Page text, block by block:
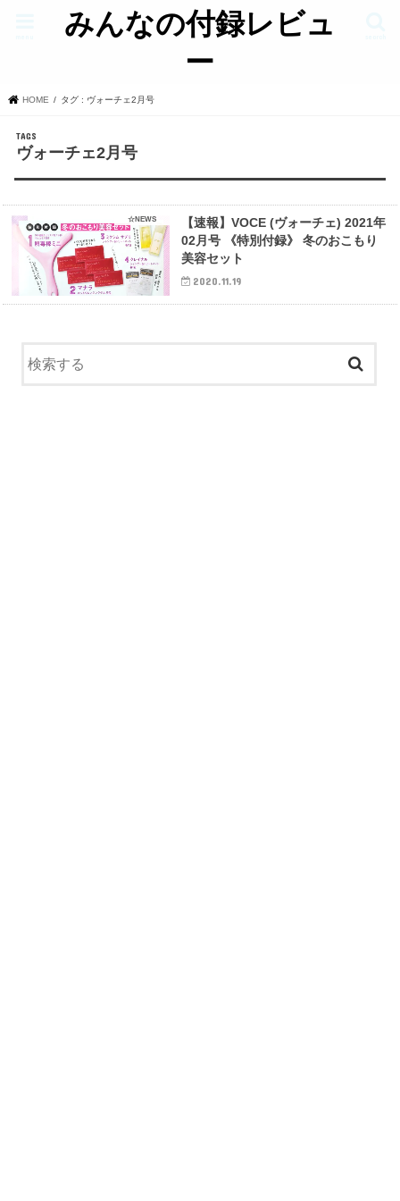
みんなの付録レビュ
ー
HOME タグ : ヴォーチェ2月号
ヴォーチェ2月号
☆NEWS
【速報】VOCE (ヴォーチェ) 2021年
02月号 《特別付録》 冬のおこもり
美容セット
2020.11.19